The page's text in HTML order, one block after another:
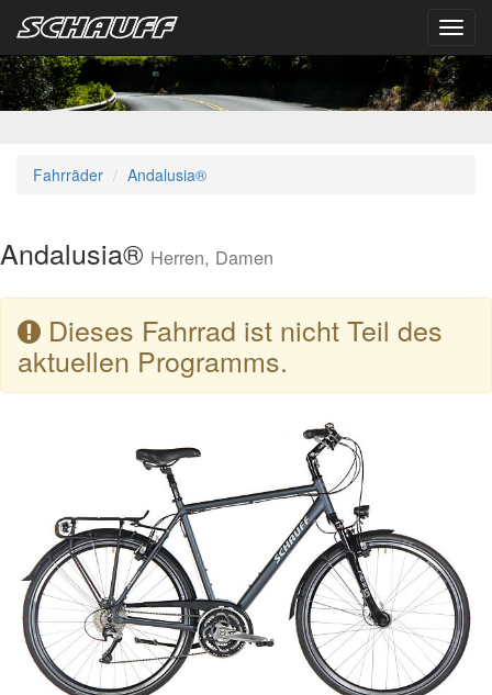
Fahrräder Andalusia®
Andalusia® Herren, Damen
Dieses Fahrrad ist nicht Teil des
aktuellen Programms.